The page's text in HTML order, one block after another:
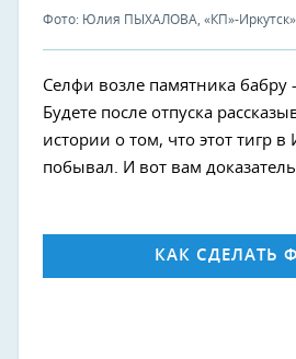
Фото: Юлия ПЫХАЛОВА, «КП»-Иркутск»
Селфи возле памятника бабру
Будете после отпуска
истории о том, что этот тигр в
побывал. И вот вам
КАК СДЕЛАТЬ